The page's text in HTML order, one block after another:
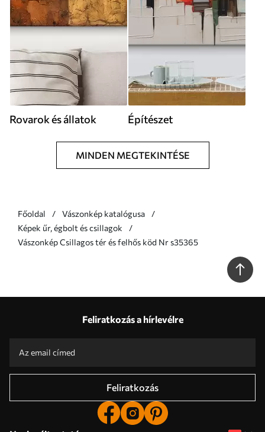
Rovarok és állatok Építészet
MINDEN MEGTEKINTÉSE
Főoldal
Vászonkép katalógusa
Képek űr, égbolt és csillagok
Vászonkép Csillagos tér és felhős köd Nr s35365
Feliratkozás a hírlevélre
Feliratkozás